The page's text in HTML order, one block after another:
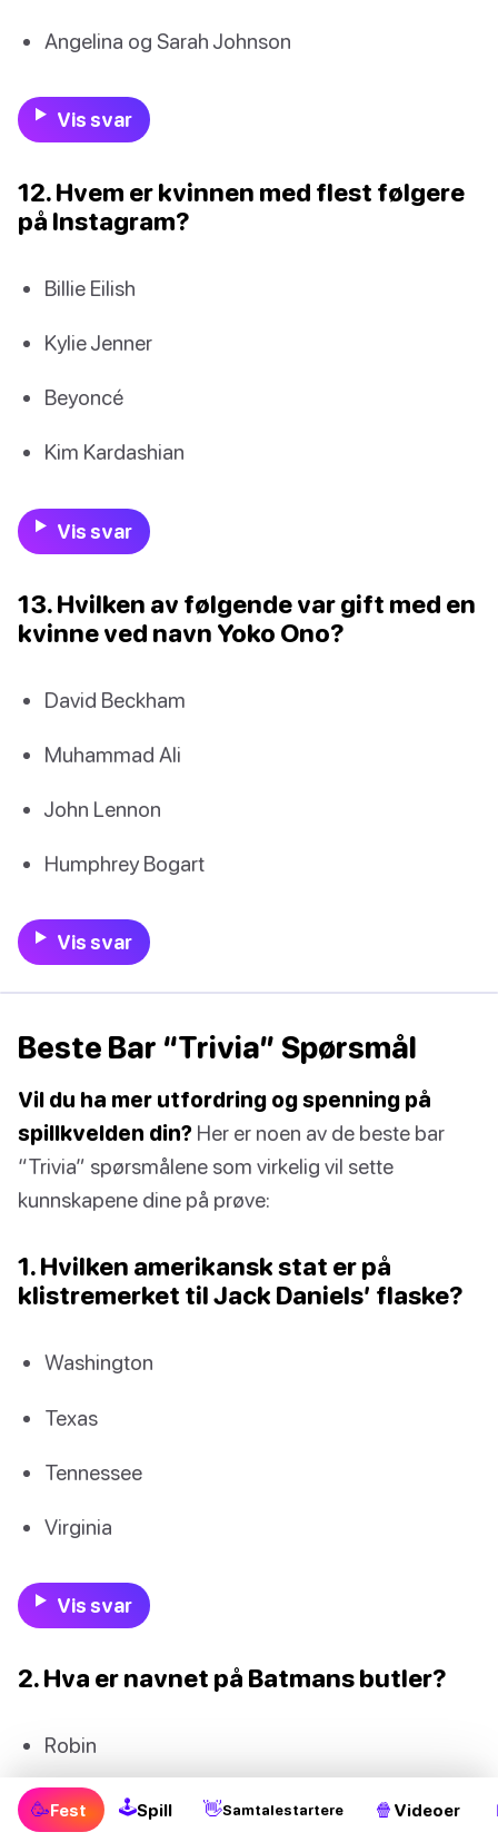
Angelina og Sarah Johnson
Vis svar
12. Hvem er kvinnen med flest følgere
på Instagram?
Billie Eilish
Kylie Jenner
Beyoncé
Kim Kardashian
Vis svar
13. Hvilken av følgende var gift med en
kvinne ved navn Yoko Ono?
David Beckham
Muhammad Ali
John Lennon
Humphrey Bogart
Vis svar
Beste Bar “Trivia” Spørsmål
Vil du ha mer utfordring og spenning på
spillkvelden din? Her er noen av de beste bar
“Trivia” spørsmålene som virkelig vil sette
kunnskapene dine på prøve:
1. Hvilken amerikansk stat er på
klistremerket til Jack Daniels’ flaske?
Washington
Texas
Tennessee
Virginia
Vis svar
2. Hva er navnet på Batmans butler?
Robin
Albert
🥳Fest 🕹Spill 👋Samtalestartere 🍿 Videoer